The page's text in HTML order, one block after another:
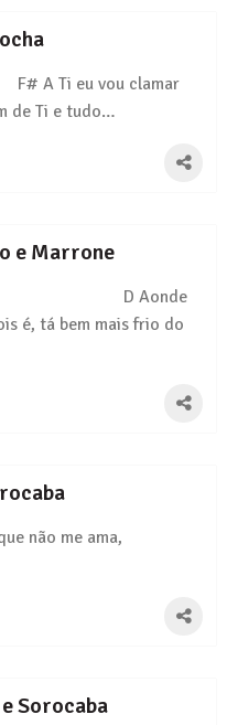
A Ti eu vou clamar
Ti e tudo…
e Marrone
perdi D Aonde
é, tá bem mais frio do
não me ama,
Sorocaba